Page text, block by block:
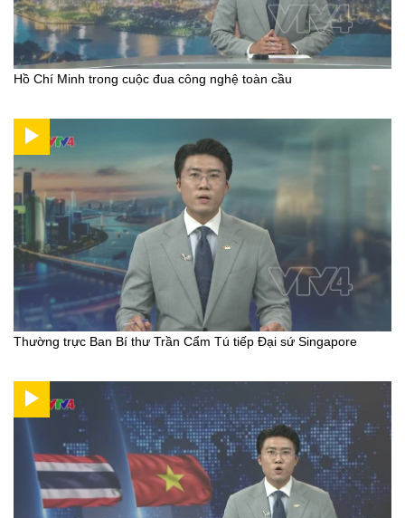
Hồ Chí Minh trong cuộc đua công nghệ toàn cầu
Thường trực Ban Bí thư Trần Cẩm Tú tiếp Đại sứ Singapore